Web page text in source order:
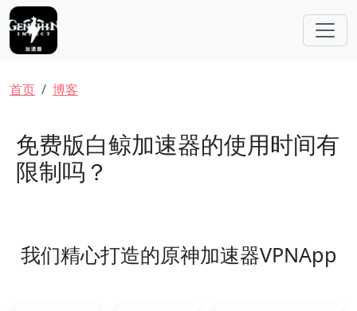
跳转到主要内容
面包屑
首页 博客
免费版白鲸加速器的使用时间有
限制吗？
我们精心打造的原神加速器VPNApp